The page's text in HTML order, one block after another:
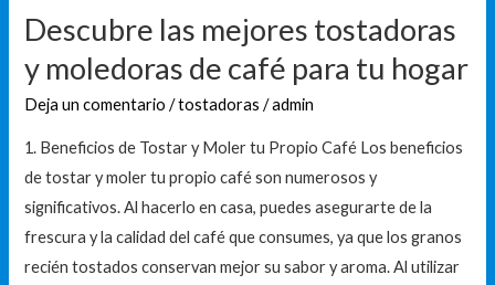
Descubre las mejores tostadoras
y moledoras de café para tu hogar
Deja un comentario /tostadoras /admin
1. Beneficios de Tostar y Moler tu Propio Café Los beneficios
de tostar y moler tu propio café son numerosos y
significativos. Al hacerlo en casa, puedes asegurarte de la
frescura y la calidad del café que consumes, ya que los granos
recién tostados conservan mejor su sabor y aroma. Al utilizar
tu
hogar